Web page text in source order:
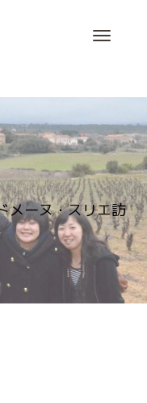
メーヌ・スリエ訪